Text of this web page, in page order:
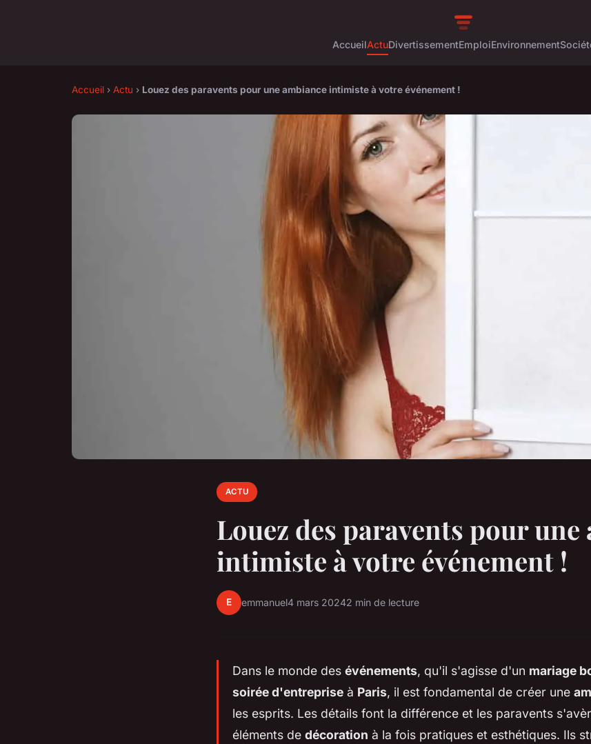
AccueilActuDivertissementEmploiEnvironnement
Accueil › Actu › Louez des paravents pour une ambiance intimiste à votre événement !
ACTU
Louez des paravents pour une
intimiste à votre événement !
E emmanuel4 mars 20242 min de lecture
Dans le monde des événements, qu'il s'agisse d'un mariage
soirée d'entreprise à Paris, il est fondamental de créer une
les esprits. Les détails font la différence et les paravents
éléments de décoration à la fois pratiques et esthétiques. Ils